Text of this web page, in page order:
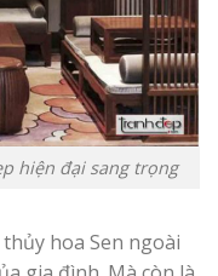
hiện đại sang trọng
hoa Sen ngoài